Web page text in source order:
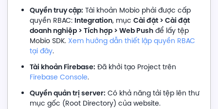
Quyền truy cập: Tài khoản Mobio phải được cấp
quyền RBAC: Integration, mục Cài đặt > Cài đặt
doanh nghiệp > Tích hợp > Web Pushđể lấy tệp
Mobio SDK. Xem hướng dẫn thiết lập quyền RBAC
tại đây.
Tài khoản Firebase: Đã khởi tạo Project trên
Firebase Console.
Quyền quản trị server: Có khả năng tải tệp lên thư
mục gốc (Root Directory) của website.